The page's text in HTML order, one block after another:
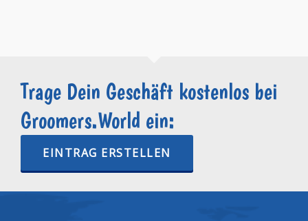
Trage Dein Geschäft kostenlos bei
Groomers.World ein:
EINTRAG ERSTELLEN